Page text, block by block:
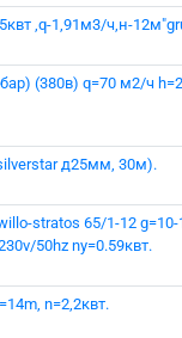
,q-1,91м3/ч,н-
(380в) q=70 м2/ч
д25мм, 30м).
stratos 65/1-12 g=10-
50hz ny=0.59квт.
n=2,2квт.